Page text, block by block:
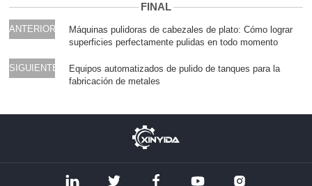
FINAL
ANTERIOR
Máquinas pulidoras de cabezales de plato: Cómo lograr
superficies perfectamente pulidas en todo momento
SIGUIENTE
Equipos automatizados de pulido de tanques para la
fabricación de metales